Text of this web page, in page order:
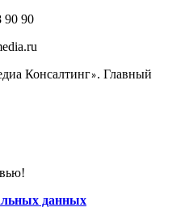
90 90
Консалтинг». Главный
данных